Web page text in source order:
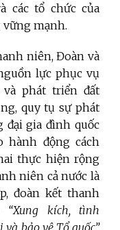
các tổ chức của
vững mạnh.
niên, Đoàn và
lực phục vụ
phát triển đất
quy tụ sự phát
gia đình quốc
hành động cách
thực hiện rộng
niên cả nước là
đoàn kết thanh
“Xung kích, tình
bảo vệ Tổ quốc”